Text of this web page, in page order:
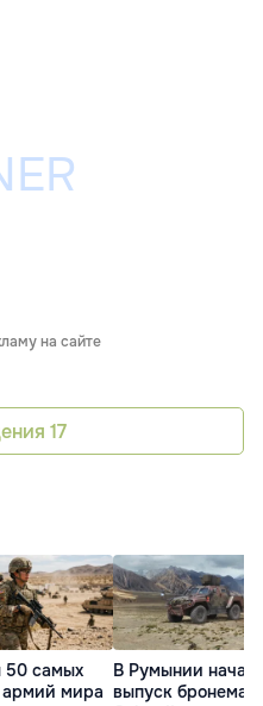
на сайте
17
50 самых
армий мира
В Румынии
выпуск